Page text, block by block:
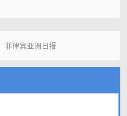
菲律宾亚洲日报